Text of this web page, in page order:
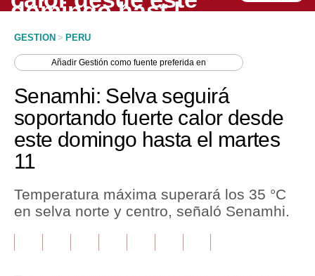
Economía
Mercados
Perú
Política
Tu Dinero
GESTION > PERU
AñadirGestión como fuente preferida en
Senamhi: Selva seguirá
soportando fuerte calor desde
este domingo hasta el martes
11
Temperatura máxima superará los 35 °C
en selva norte y centro, señaló Senamhi.